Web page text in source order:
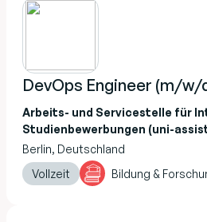
DevOps Engineer (m/w/
Arbeits- und Servicestelle für
Studienbewerbungen (uni-
Berlin, Deutschland
Vollzeit
Bildung &